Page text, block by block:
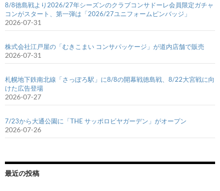
8/8徳島戦より2026/27年シーズンのクラブコンサドーレ会員限定ガチャ
コンがスタート、第一弾は「2026/27ユニフォームピンバッジ」
2026-07-31
株式会社江戸屋の「むきこまい コンサパッケージ」が道内店舗で販売
2026-07-31
札幌地下鉄南北線「さっぽろ駅」に8/8の開幕戦徳島戦、8/22大宮戦に向
けた広告登場
2026-07-27
7/23から大通公園に「THE サッポロビヤガーデン」がオープン
2026-07-26
最近の投稿